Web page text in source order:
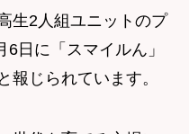
生2人組ユニットのプ
日に「スマイルん」
報じられています。